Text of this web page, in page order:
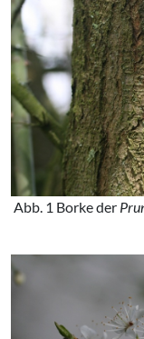
Abb. 1 Borke der